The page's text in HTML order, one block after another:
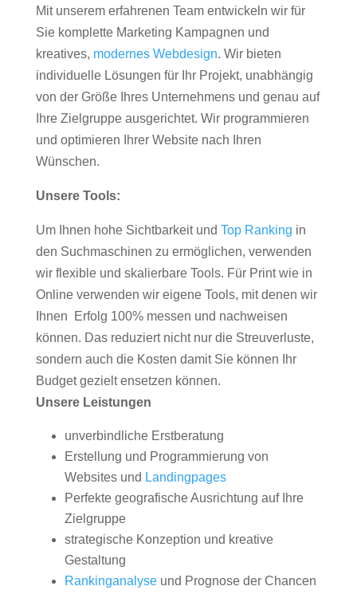
Mit unserem erfahrenen Team entwickeln wir für
Sie komplette Marketing Kampagnen und
kreatives, modernes Webdesign. Wir bieten
individuelle Lösungen für Ihr Projekt, unabhängig
von der Größe Ihres Unternehmens und genau auf
Ihre Zielgruppe ausgerichtet. Wir programmieren
und optimieren Ihrer Website nach Ihren
Wünschen.
Unsere Tools:
Um Ihnen hohe Sichtbarkeit und Top Ranking in
den Suchmaschinen zu ermöglichen, verwenden
wir flexible und skalierbare Tools. Für Print wie in
Online verwenden wir eigene Tools, mit denen wir
Ihnen Erfolg 100% messen und nachweisen
können. Das reduziert nicht nur die Streuverluste,
sondern auch die Kosten damit Sie können Ihr
Budget gezielt ensetzen können.
Unsere Leistungen
unverbindliche Erstberatung
Erstellung und Programmierung von
Websites und Landingpages
Perfekte geografische Ausrichtung auf Ihre
Zielgruppe
strategische Konzeption und kreative
Gestaltung
Rankinganalyseund Prognose der Chancen